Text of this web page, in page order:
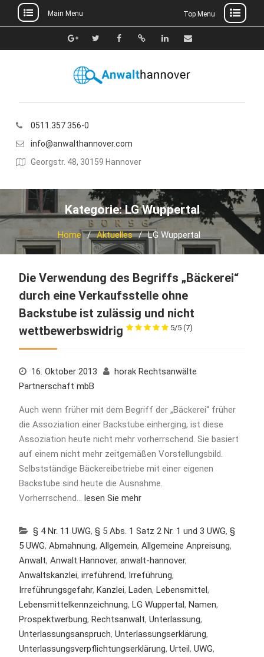
to
Main Menu Top Menu
Google+TwitterFacebook
Xing Linkedin
E-
0511.357 356-0
info@anwalthannover.com
Georgstr. 48, 30159 Hannover
Kategorie:LG Wuppertal
Home Aktuelles LG Wuppertal
Die Verwendung des Begriffs „Bäckerei“
durch eine Verkaufsstelle ohne
Backstube ist zulässig und nicht
wettbewerbswidrig
5/5 (7)
16. Oktober 2013
horak Rechtsanwälte
Partnerschaft mbB
Auch wenn früher mit dem Begriff der „Bäckerei“ früher
die Assoziation einer Backstube einherging, ist diese
Assoziation heute nicht mehr vorherrschend. Sie basiert
auf einem nicht mehr zeitgemäßen Vorstellungsbild.
Selbstständige Bäckereibetriebe mit einer eigenen
Backstube sind heute die Ausnahme.
Vorherrschend… lesen Sie mehr
§ 4 Nr. 11 UWG, § 5 Abs. 1 Satz 2 Nr. 1 und 3 UWG, §
5 UWG, Abmahnung, Allgemein, Allgemeine Anpreisung,
Anwalt, Anwalt Hannover, anwalt-hannover,
Anwaltskanzlei, irreführend, Irreführung,
Irreführungsgefahr, Kanzlei, Laden, Lebensmittel,
Lebensmittelkennzeichnung, LG Wuppertal, Namen,
Prospektwerbung, Rechtsanwalt, Unterlassung,
Unterlassungsanspruch, Unterlassungserklärung,
Unterlassungsverpflichtungserklärung, Urteil, UWG,